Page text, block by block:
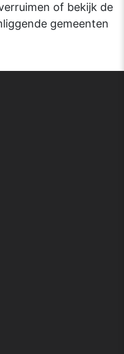
of bekijk de
gemeenten